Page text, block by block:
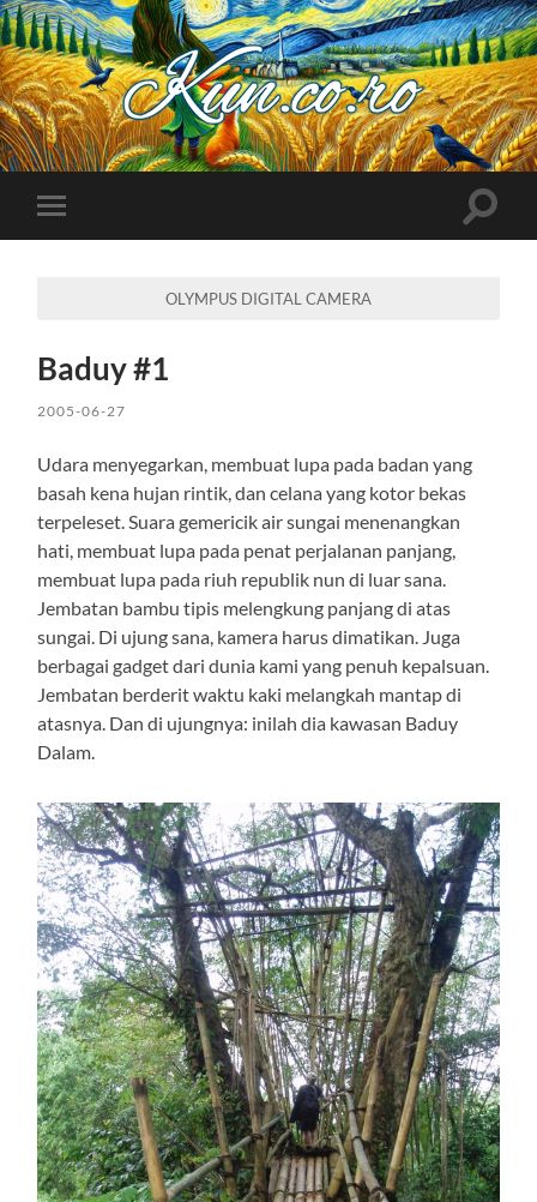
Kuncoro++
Toggle
mobile
Toggle
OLYMPUS DIGITAL CAMERA
Baduy #1
2005-06-27
Udara menyegarkan, membuat lupa pada badan yang
basah kena hujan rintik, dan celana yang kotor bekas
terpeleset. Suara gemericik air sungai menenangkan
hati, membuat lupa pada penat perjalanan panjang,
membuat lupa pada riuh republik nun di luar sana.
Jembatan bambu tipis melengkung panjang di atas
sungai. Di ujung sana, kamera harus dimatikan. Juga
berbagai gadget dari dunia kami yang penuh kepalsuan.
Jembatan berderit waktu kaki melangkah mantap di
atasnya. Dan di ujungnya: inilah dia kawasan Baduy
Dalam.